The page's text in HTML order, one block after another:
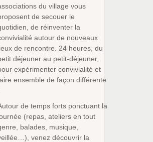
du village vous
de secouer le
de réinventer la
autour de nouveaux
de rencontre. 24 heures, du
déjeuner au petit-déjeuner,
expérimenter convivialité et
ensemble de façon différente
de temps forts ponctuant la
(repas, ateliers en tout
balades, musique,
venez découvrir la